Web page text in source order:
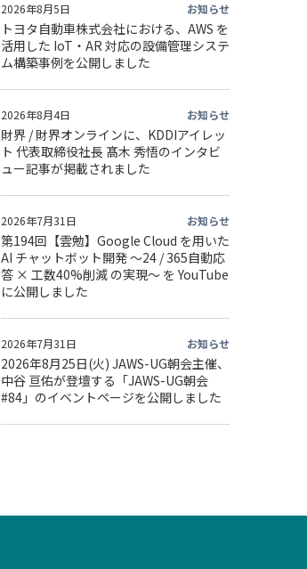
2026年8月5日 お知らせ
トヨタ自動車株式会社における、AWS を
活用した IoT・AR 対応の設備管理システ
ム構築事例を公開しました
2026年8月4日 お知らせ
財界 / 財界オンラインに、KDDIアイレッ
ト 代表取締役社長 髙木 秀悟のインタビ
ュー記事が掲載されました
2026年7月31日 お知らせ
第194回【雲勉】Google Cloud を用いた
AI チャットボット開発 〜24 / 365自動応
答 × 工数40%削減 の実現〜 を YouTube
に公開しました
2026年7月31日 お知らせ
2026年8月25日(火) JAWS-UG朝会主催、
中谷 亘佑が登壇する「JAWS-UG朝会
#84」のイベントページを公開しました